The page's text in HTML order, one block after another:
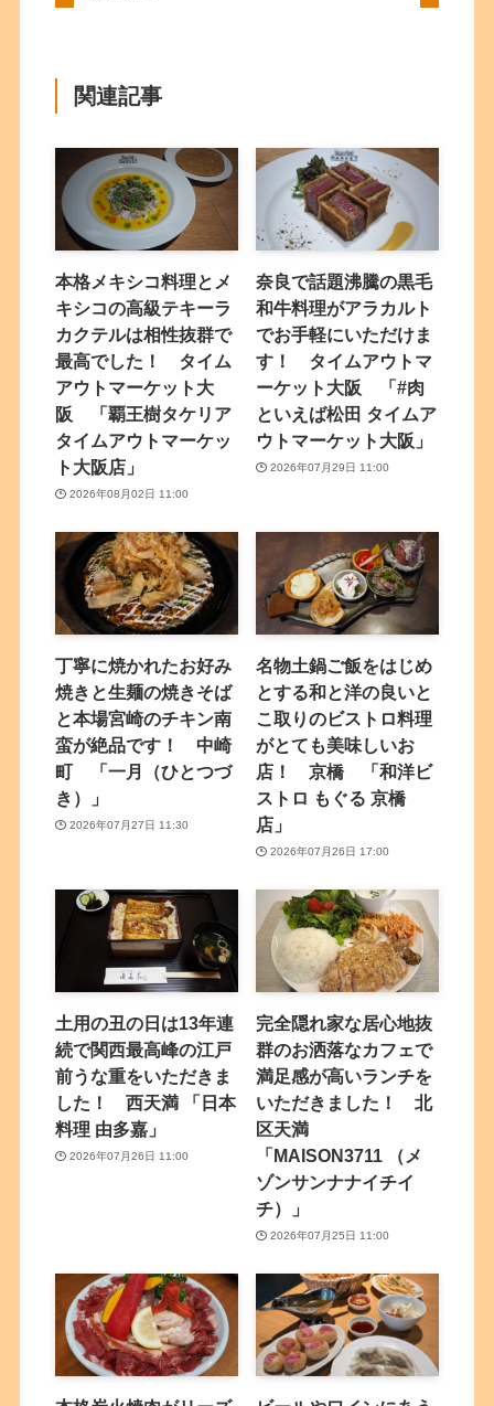
関連記事
本格メキシコ料理とメ
キシコの高級テキーラ
カクテルは相性抜群で
最高でした！ タイム
アウトマーケット大
阪 「覇王樹タケリア
タイムアウトマーケッ
ト大阪店」
2026年08月02日 11:00
奈良で話題沸騰の黒毛
和牛料理がアラカルト
でお手軽にいただけま
す！ タイムアウトマ
ーケット大阪 「#肉
といえば松田 タイムア
ウトマーケット大阪」
2026年07月29日 11:00
丁寧に焼かれたお好み
焼きと生麺の焼きそば
と本場宮崎のチキン南
蛮が絶品です！ 中崎
町 「一月（ひとつづ
き）」
2026年07月27日 11:30
名物土鍋ご飯をはじめ
とする和と洋の良いと
こ取りのビストロ料理
がとても美味しいお
店！ 京橋 「和洋ビ
ストロ もぐる 京橋
店」
2026年07月26日 17:00
土用の丑の日は13年連
続で関西最高峰の江戸
前うな重をいただきま
した！ 西天満 「日本
料理 由多嘉」
2026年07月26日 11:00
完全隠れ家な居心地抜
群のお洒落なカフェで
満足感が高いランチを
いただきました！ 北
区天満
「MAISON3711 （メ
ゾンサンナナイチイ
チ）」
2026年07月25日 11:00